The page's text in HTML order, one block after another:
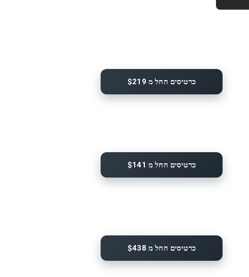
כרטיסים החל מ $219
כרטיסים החל מ $141
כרטיסים החל מ $438